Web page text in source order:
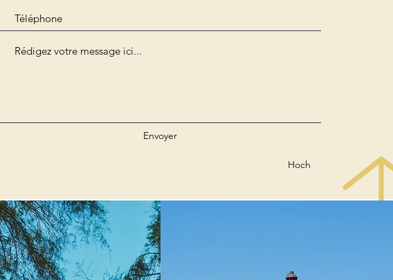
Envoyer
Hoch